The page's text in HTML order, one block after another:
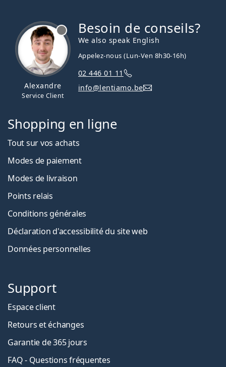
Alexandre
Service Client
Besoin de conseils?
We also speak English
Appelez-nous (Lun-Ven 8h30-16h)
02 446 01 11
info@lentiamo.be
Shopping en ligne
Tout sur vos achats
Modes de paiement
Modes de livraison
Points relais
Conditions générales
Déclaration d'accessibilité du site web
Données personnelles
Support
Espace client
Retours et échanges
Garantie de 365 jours
FAQ - Questions fréquentes